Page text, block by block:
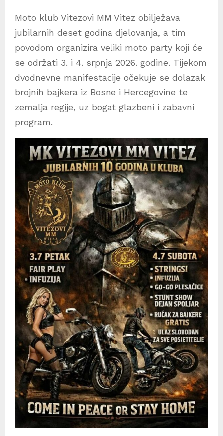
Moto klub Vitezovi MM Vitez obilježava
jubilarnih deset godina djelovanja, a tim
povodom organizira veliki moto party koji će
se održati 3. i 4. srpnja 2026. godine. Tijekom
dvodnevne manifestacije očekuje se dolazak
brojnih bajkera iz Bosne i Hercegovine te
zemalja regije, uz bogat glazbeni i zabavni
program.